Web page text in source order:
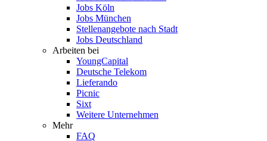
Jobs Köln
Jobs München
Stellenangebote nach Stadt
Jobs Deutschland
Arbeiten bei
YoungCapital
Deutsche Telekom
Lieferando
Picnic
Sixt
Weitere Unternehmen
Mehr
FAQ